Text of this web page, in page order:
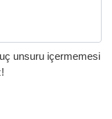
unsuru içermemesi